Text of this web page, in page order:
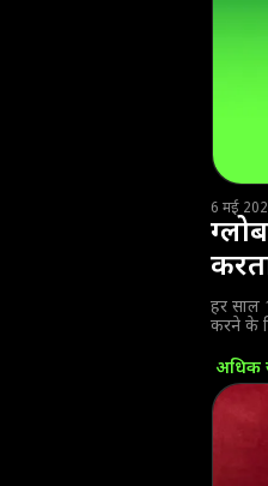
6 मई
हर साल
करने के
अधिक